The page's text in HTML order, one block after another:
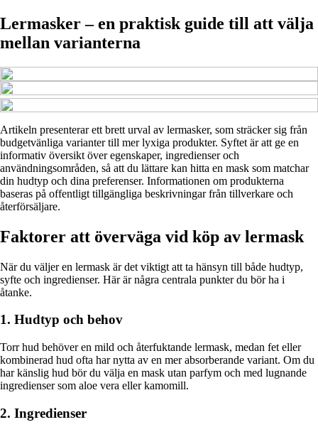
Lermasker – en praktisk guide till att välja
mellan varianterna
Artikeln presenterar ett brett urval av lermasker, som sträcker sig från
budgetvänliga varianter till mer lyxiga produkter. Syftet är att ge en
informativ översikt över egenskaper, ingredienser och
användningsområden, så att du lättare kan hitta en mask som matchar
din hudtyp och dina preferenser. Informationen om produkterna
baseras på offentligt tillgängliga beskrivningar från tillverkare och
återförsäljare.
Faktorer att överväga vid köp av lermask
När du väljer en lermask är det viktigt att ta hänsyn till både hudtyp,
syfte och ingredienser. Här är några centrala punkter du bör ha i
åtanke.
1. Hudtyp och behov
Torr hud behöver en mild och återfuktande lermask, medan fet eller
kombinerad hud ofta har nytta av en mer absorberande variant. Om du
har känslig hud bör du välja en mask utan parfym och med lugnande
ingredienser som aloe vera eller kamomill.
2. Ingredienser